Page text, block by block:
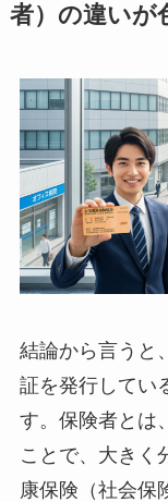
者）の違いが
結論から言うと
証を発行してい
す。保険者とは
ことで、大きく
康保険（社会保